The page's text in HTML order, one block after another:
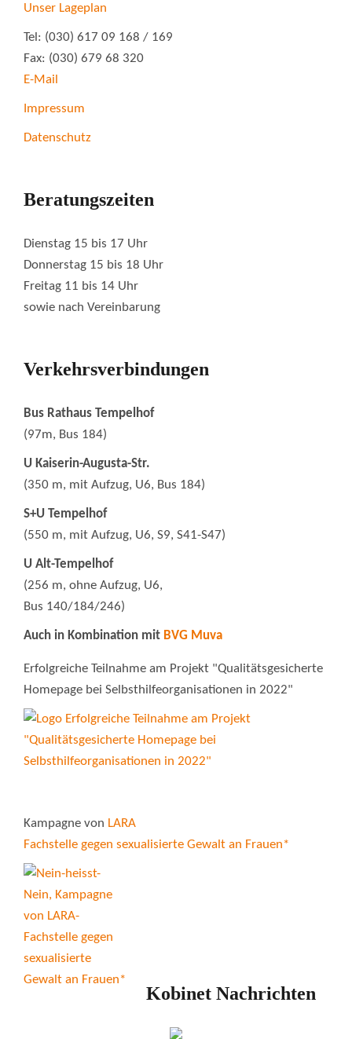
Unser Lageplan
Tel: (030) 617 09 168 / 169
Fax: (030) 679 68 320
E-Mail
Impressum
Datenschutz
Beratungszeiten
Dienstag 15 bis 17 Uhr
Donnerstag 15 bis 18 Uhr
Freitag 11 bis 14 Uhr
sowie nach Vereinbarung
Verkehrsverbindungen
Bus Rathaus Tempelhof
(97m, Bus 184)
U Kaiserin-Augusta-Str.
(350 m, mit Aufzug, U6, Bus 184)
S+U Tempelhof
(550 m, mit Aufzug, U6, S9, S41-S47)
U Alt-Tempelhof
(256 m, ohne Aufzug, U6,
Bus 140/184/246)
Auch in Kombination mit BVG Muva
Erfolgreiche Teilnahme am Projekt "Qualitätsgesicherte
Homepage bei Selbsthilfeorganisationen in 2022"
Kampagne von LARA
Fachstelle gegen sexualisierte Gewalt an Frauen*
Kobinet Nachrichten